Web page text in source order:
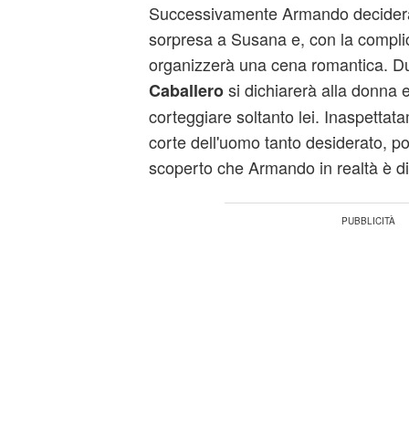
Successivamente Armando
sorpresa a Susana e, con la
organizzerà una cena romantica.
Caballerosi dichiarerà alla donna
corteggiare soltanto lei.
corte dell'uomo tanto desiderato,
scoperto che Armando in realtà è